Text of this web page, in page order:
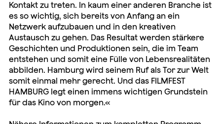
Kontakt zu treten. In kaum einer anderen Branche ist
es so wichtig, sich bereits von Anfang an ein
Netzwerk aufzubauen und in den kreativen
Austausch zu gehen. Das Resultat werden stärkere
Geschichten und Produktionen sein, die im Team
entstehen und somit eine Fülle von Lebensrealitäten
abbilden. Hamburg wird seinem Ruf als Tor zur Welt
somit einmal mehr gerecht. Und das FILMFEST
HAMBURG legt einen immens wichtigen Grundstein
für das Kino von morgen.«